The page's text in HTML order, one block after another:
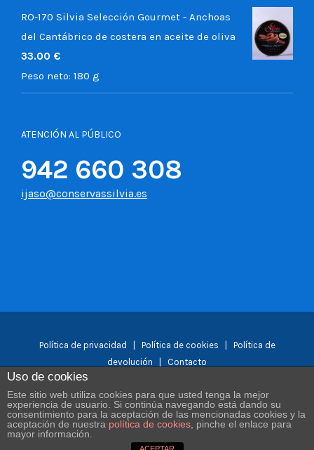
RO-170 Silvia Selección Gourmet - Anchoas
del Cantábrico de costera en aceite de oliva
33.00 €
Peso neto: 180 g
ATENCIÓN AL PÚBLICO
942 660 308
ijaso@conservassilvia.es
Política de privacidad Política de cookies
Política de
devolución
Contacto
FacebookYouTubeInstagram
Uso de cookies
Este sitio web utiliza cookies para que usted tenga la mejor
experiencia de usuario. Si continúa navegando está dando su
consentimiento para la aceptación de las mencionadas cookies y la
aceptación de nuestra política de cookies , pinche el enlace para
mayor información.